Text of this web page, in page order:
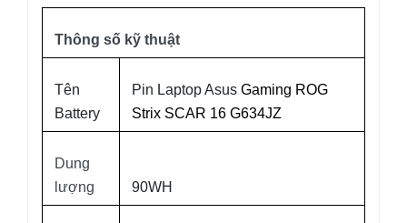
Thông số kỹ thuật
Tên
Battery
Pin Laptop AsusGaming ROG
Strix SCAR 16 G634JZ
Dung
lượng
90WH